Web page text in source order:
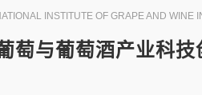
INSTITUTE OF GRAPE AND WINE
萄与葡萄酒产业科技